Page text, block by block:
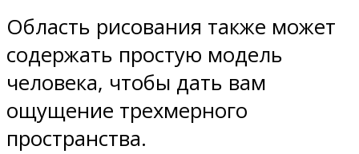
Область рисования также может
содержать простую модель
человека, чтобы дать вам
ощущение трехмерного
пространства.